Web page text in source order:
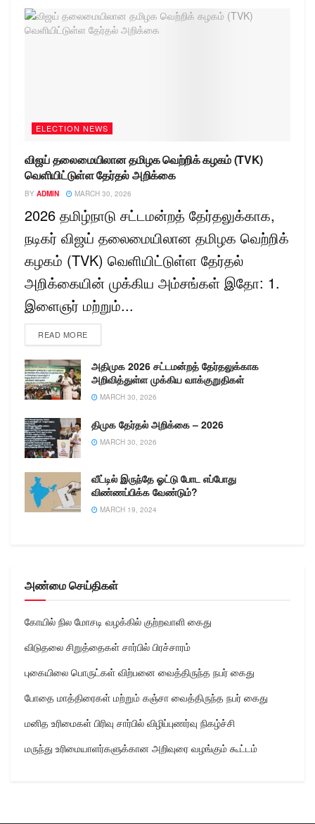
ELECTION NEWS
விஜய் தலைமையிலான தமிழக வெற்றிக் கழகம் (TVK)
வெளியிட்டுள்ள தேர்தல் அறிக்கை
BY ADMIN MARCH 30, 2026
2026 தமிழ்நாடு சட்டமன்றத் தேர்தலுக்காக,
நடிகர் விஜய் தலைமையிலான தமிழக வெற்றிக்
கழகம் (TVK) வெளியிட்டுள்ள தேர்தல்
அறிக்கையின் முக்கிய அம்சங்கள் இதோ: 1.
இளைஞர் மற்றும்...
READ MORE
அதிமுக 2026 சட்டமன்றத் தேர்தலுக்காக
அறிவித்துள்ள முக்கிய வாக்குறுதிகள்
MARCH 30, 2026
திமுக தேர்தல் அறிக்கை – 2026
MARCH 30, 2026
வீட்டில் இருந்தே ஓட்டு போட எப்போது
விண்ணப்பிக்க வேண்டும்?
MARCH 19, 2024
அண்மை செய்திகள்
கோயில் நில மோசடி வழக்கில் குற்றவாளி கைது
விடுதலை சிறுத்தைகள் சார்பில் பிரச்சாரம்
புகையிலை பொருட்கள் விற்பனை வைத்திருந்த நபர் கைது
போதை மாத்திரைகள் மற்றும் கஞ்சா வைத்திருந்த நபர் கைது
மனித உரிமைகள் பிரிவு சார்பில் விழிப்புணர்வு நிகழ்ச்சி
மருந்து உரிமையாளர்களுக்கான அறிவுரை வழங்கும் கூட்டம்